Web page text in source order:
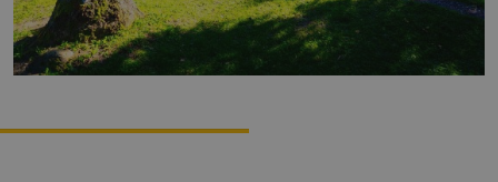
3 veci, ktoré ste o Kremnici pravdepodobne
nevedeli (a ako ju zažiť úplne inak!)
Riders Park Donovaly